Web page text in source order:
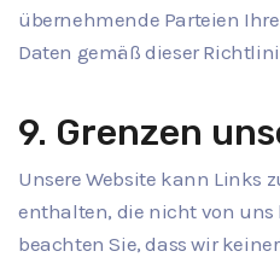
übernehmende Parteien
Daten gemäß dieser
9. Grenzen
Unsere Website kann Links
enthalten, die nicht von uns
beachten Sie, dass wir